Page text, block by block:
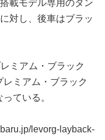
載モデル専用のタン
対し、後車はブラッ
ミアム・ブラック
ミアム・ブラック
ている。
levorg-layback-